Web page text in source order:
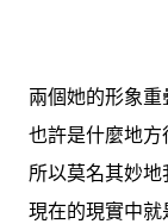
兩個她的形象
也許是什麼地方
所以莫名其妙
現在的現實中就